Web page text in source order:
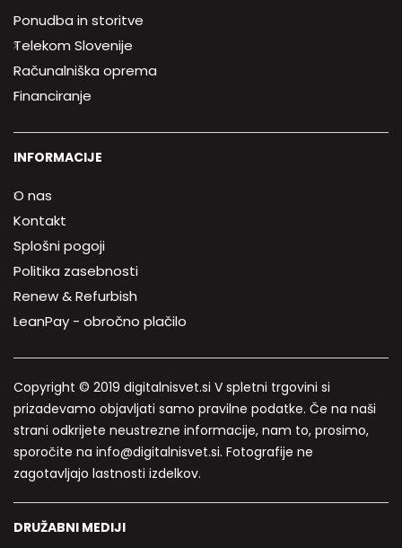
Ponudba in storitve
Telekom Slovenije
Računalniška oprema
Financiranje
INFORMACIJE
O nas
Kontakt
Splošni pogoji
Politika zasebnosti
Renew & Refurbish
LeanPay - obročno plačilo
Copyright © 2019 digitalnisvet.si V spletni trgovini si
prizadevamo objavljati samo pravilne podatke. Če na naši
strani odkrijete neustrezne informacije, nam to, prosimo,
sporočite na info@digitalnisvet.si. Fotografije ne
zagotavljajo lastnosti izdelkov.
DRUŽABNI MEDIJI